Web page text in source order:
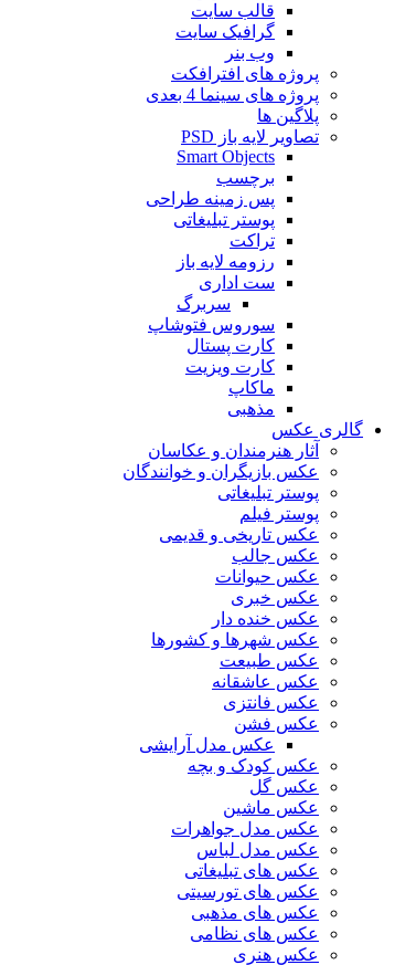
قالب سایت
گرافیک سایت
وب بنر
پروژه های افترافکت
پروژه های سینما 4 بعدی
پلاگین ها
تصاویر لایه باز PSD
Smart Objects
برچسب
پس زمینه طراحی
پوستر تبلیغاتی
تراکت
رزومه لایه باز
ست اداری
سربرگ
سوروس فتوشاپ
کارت پستال
کارت ویزیت
ماکاپ
مذهبی
گالری عکس
آثار هنرمندان و عکاسان
عکس بازیگران و خوانندگان
پوستر تبلیغاتی
پوستر فیلم
عکس تاریخی و قدیمی
عکس جالب
عکس حیوانات
عکس خبری
عکس خنده دار
عکس شهرها و کشورها
عکس طبیعت
عکس عاشقانه
عکس فانتزی
عکس فشن
عکس مدل آرایشی
عکس کودک و بچه
عکس گل
عکس ماشین
عکس مدل جواهرات
عکس مدل لباس
عکس های تبلیغاتی
عکس های تورسیتی
عکس های مذهبی
عکس های نظامی
عکس هنری